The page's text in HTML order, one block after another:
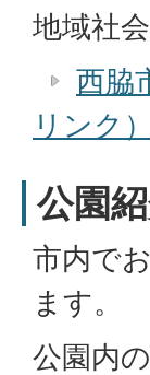
地域社
西脇
リンク）
公園
市内で
ます。
公園内